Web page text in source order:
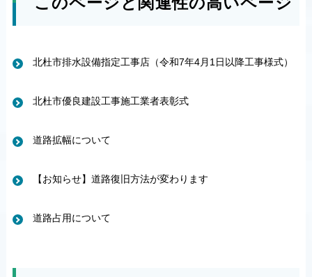
北杜市排水設備指定工事店（令和7年4月1日以降工事様式）
北杜市優良建設工事施工業者表彰式
道路拡幅について
【お知らせ】道路復旧方法が変わります
道路占用について